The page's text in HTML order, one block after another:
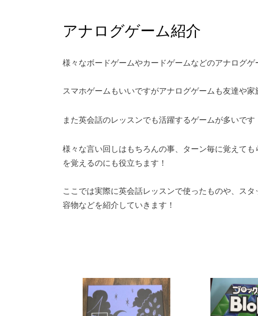
アナログゲーム紹介
様々なボードゲームやカードゲームなどのアナログゲ
スマホゲームもいいですがアナログゲームも友達や
また英会話のレッスンでも活躍するゲームが多いです
様々な言い回しはもちろんの事、ターン毎に覚えて
を覚えるのにも役立ちます！
ここでは実際に英会話レッスンで使ったものや、ス
容物などを紹介していきます！